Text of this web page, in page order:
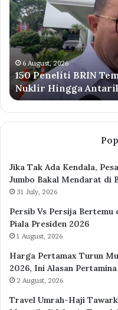
di
Istana,
Akan
Presentasi
di
Depan
Prabowo
6 August, 2026
Peneliti BRIN
di Depan
Jika Tak Ada Kendala,
Jumbo Bakal Mendarat di
31 July, 2026
Persib Vs Persija Bertemu
Piala Presiden 2026
1 August, 2026
Harga Pertamax Turun
2026, Ini Alasan Pertamina
2 August, 2026
Travel Umrah-Haji